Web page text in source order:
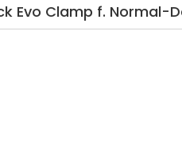
Evo Clamp f. Normal-